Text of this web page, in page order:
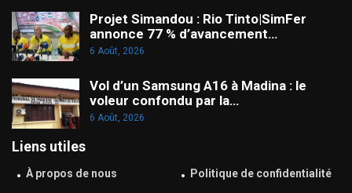
Projet Simandou : Rio Tinto|SimFer
annonce 77 % d’avancement…
6 Août, 2026
Vol d’un Samsung A16 à Madina : le
voleur confondu par la…
6 Août, 2026
Liens utiles
À propos de nous Politique de confidentialité